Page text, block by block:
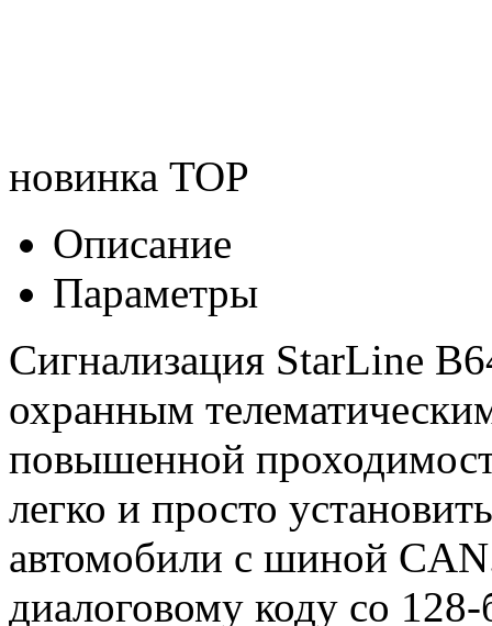
новинка TOP
Описание
Параметры
Сигнализация StarLine
охранным
повышенной
легко и просто
автомобили с шиной
диалоговому коду со